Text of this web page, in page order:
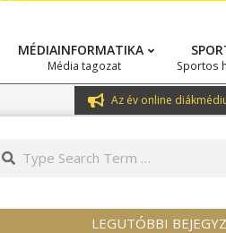
MÉDIAINFORMATIKA
Média tagozat Sportos
Az év online
Search
LEGUTÓBBI